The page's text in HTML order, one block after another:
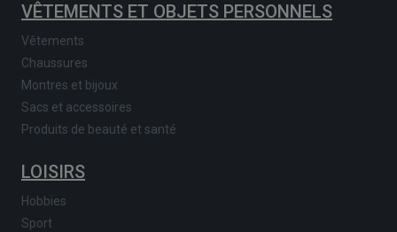
VÊTEMENTS ET OBJETS PERSONNELS
Vêtements
Chaussures
Montres et bijoux
Sacs et accessoires
Produits de beauté et santé
LOISIRS
Hobbies
Sport